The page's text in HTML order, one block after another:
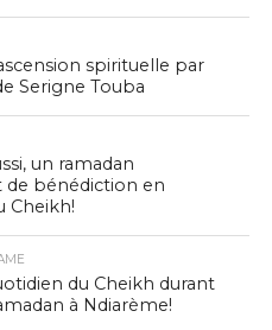
spirituelle par
Serigne Touba
un ramadan
de bénédiction en
Cheikh!
du Cheikh durant
à Ndiarème!